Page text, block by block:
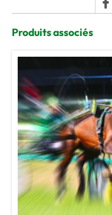
Produits associés